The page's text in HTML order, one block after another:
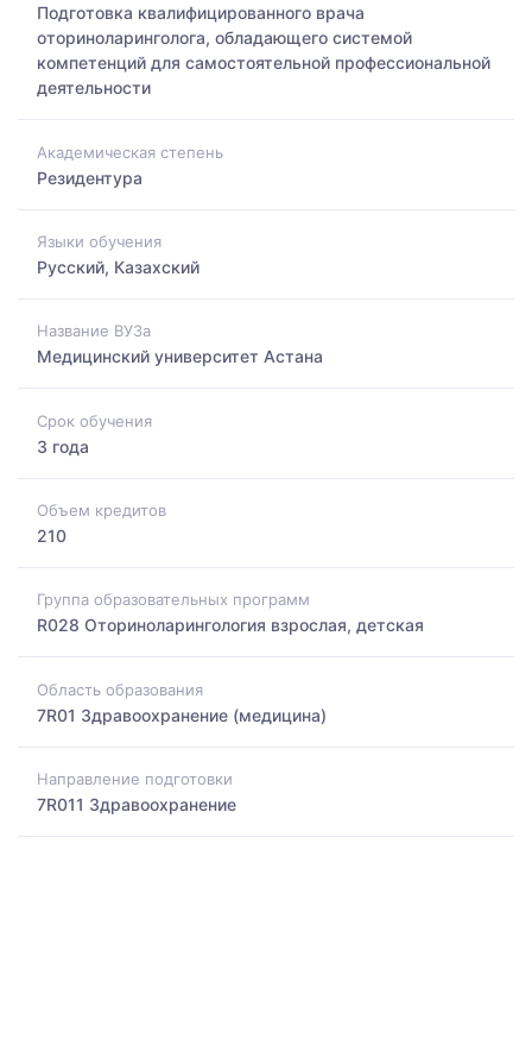
Подготовка квалифицированного врача
оториноларинголога, обладающего системой
компетенций для самостоятельной профессиональной
деятельности
Академическая степень
Резидентура
Языки обучения
Русский, Казахский
Название ВУЗа
Медицинский университет Астана
Срок обучения
3 года
Объем кредитов
210
Группа образовательных программ
R028 Оториноларингология взрослая, детская
Область образования
7R01 Здравоохранение (медицина)
Направление подготовки
7R011 Здравоохранение